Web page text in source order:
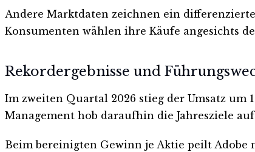
Andere Marktdaten zeichnen ein
Konsumenten wählen ihre Käufe angesichts
Rekordergebnisse und
Im zweiten Quartal 2026 stieg der Umsatz um
Management hob daraufhin die Jahresziele
Beim bereinigten Gewinn je Aktie peilt Adobe